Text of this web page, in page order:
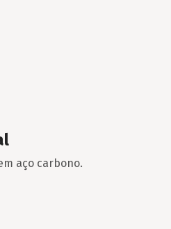
aço carbono.